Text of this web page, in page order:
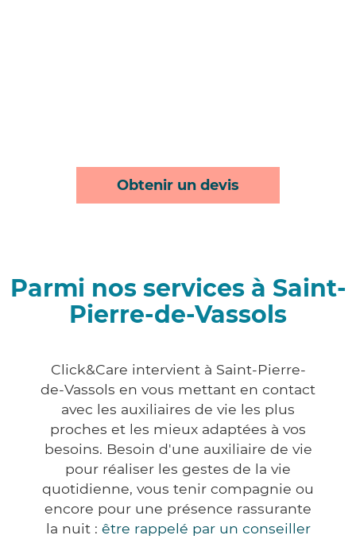
Obtenir un devis
Parmi nos services à Saint-
Pierre-de-Vassols
Click&Care intervient à Saint-Pierre-
de-Vassols en vous mettant en contact
avec les auxiliaires de vie les plus
proches et les mieux adaptées à vos
besoins. Besoin d'une auxiliaire de vie
pour réaliser les gestes de la vie
quotidienne, vous tenir compagnie ou
encore pour une présence rassurante
la nuit : être rappelé par un conseiller